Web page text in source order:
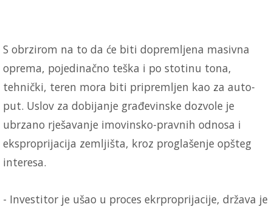
S obrzirom na to da će biti dopremljena masivna
oprema, pojedinačno teška i po stotinu tona,
tehnički, teren mora biti pripremljen kao za auto-
put. Uslov za dobijanje građevinske dozvole je
ubrzano rješavanje imovinsko-pravnih odnosa i
eksproprijacija zemljišta, kroz proglašenje opšteg
interesa.
- Investitor je ušao u proces ekrproprijacije, država je